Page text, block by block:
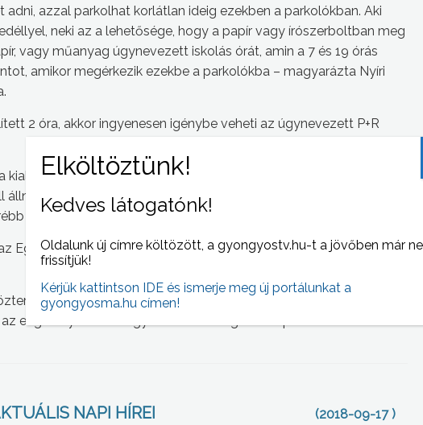
adni, azzal parkolhat korlátlan ideig ezekben a parkolókban. Aki
neki az a lehetősége, hogy a papír vagy írószerboltban meg
vagy műanyag úgynevezett iskolás órát, amin a 7 és 19 órás
amikor megérkezik ezekbe a parkolókba – magyarázta Nyíri
2 óra, akkor ingyenesen igénybe veheti az úgynevezett P+R
kialakított P+R parkolói, ezek távolságban nem nagyon messze
ezekbe az övezetekbe, ami szintén továbbra is ingyenes, csak
állni, másik helyen 200 méterrel kell arrább állni – jegyezte meg.
Egri és Kossuth utcák kereszteződésében, valamint a Pesti út 53-
felügyelők csak figyelmeztetnek, ezt követően azonban,
engedély nélküli vagy a két órát meghaladó parkolókat.
NAPI HÍREI (2018-09-17 )
Kedves látogatónk!
Oldalunk új címre költözött, a gyongyostv.hu-t a jövőben már
frissítjük!
Kérjük kattintson IDE és ismerje meg új portálunkat a
gyongyosma.hu címen!